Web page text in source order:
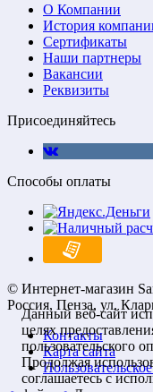
О Компании
История
Сертификаты
Наши партнеры
Вакансии
Реквизиты
Присоединяйтесь
Способы оплаты
© Интернет-магазин
Россия, Пенза, ул.
Контакты
Карта сайта
Данный веб-сайт
целях
пользовательского
Продолжая
соглашаетесь с